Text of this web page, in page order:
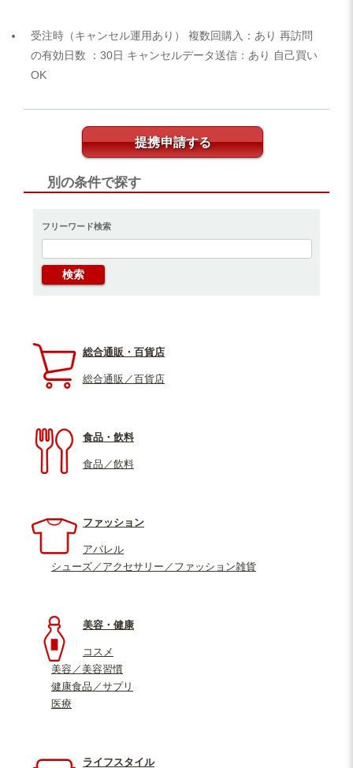
受注時（キャンセル運用あり） 複数回購入：あり 再訪問
の有効日数 ：30日 キャンセルデータ送信：あり 自己買い
OK
提携申請する
別の条件で探す
フリーワード検索
総合通販・百貨店
総合通販／百貨店
食品・飲料
食品／飲料
ファッション
アパレル
シューズ／アクセサリー／ファッション雑貨
美容・健康
コスメ
美容／美容習慣
健康食品／サプリ
医療
ライフスタイル